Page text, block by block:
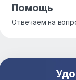
Помощь
Отвечаем на